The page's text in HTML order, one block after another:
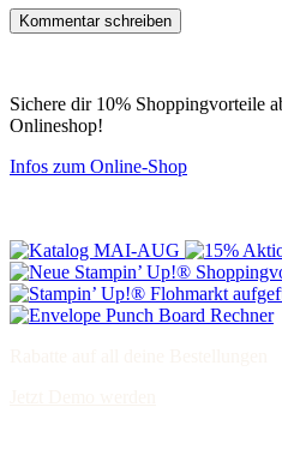
Sichere dir 10% Shoppingvorteile
Onlineshop!
Infos zum Online-Shop